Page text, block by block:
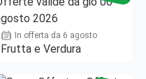
In offerta da 6 agosto
Frutta e Verdura